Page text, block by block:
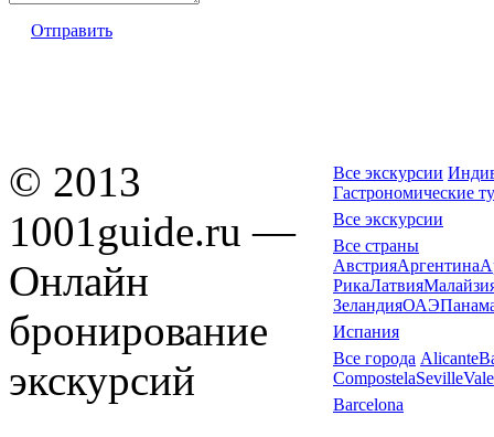
Отправить
Все экскурсии
Гастрономические
Все экскурсии
Все страны
АвстрияАргентина
РикаЛатвия
ЗеландияОАЭ
Испания
Все города Alicante
CompostelaSeville
Barcelona
© 2013
1001guide.ru —
Онлайн
бронирование
экскурсий